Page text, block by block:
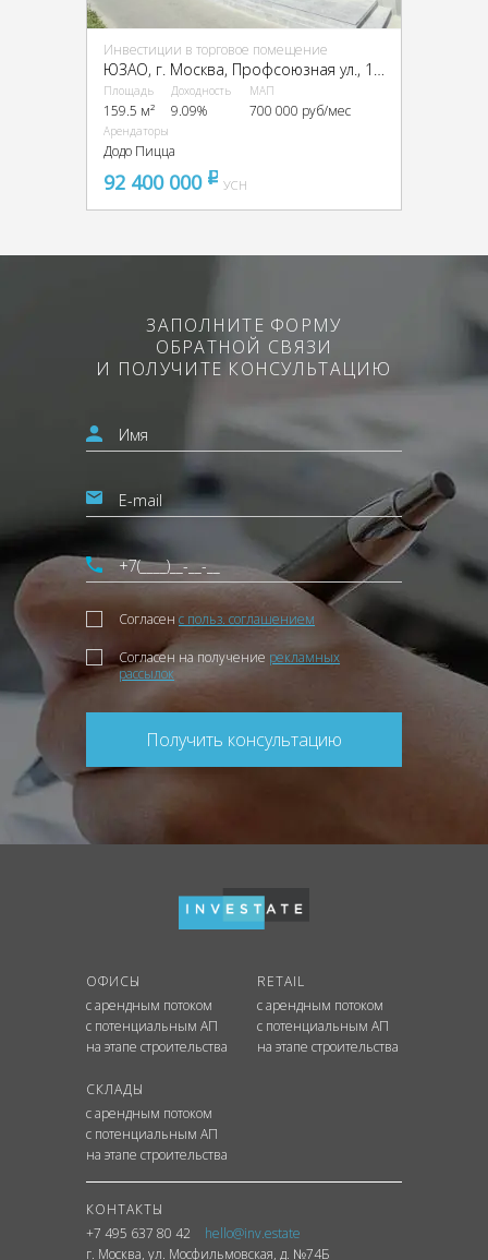
Инвестиции в торговое помещение
ЮЗАО, г. Москва, Профсоюзная ул., 152к1
Площадь
159.5 м²
Доходность
9.09%
МАП
700 000 руб/мес
Арендаторы
Додо Пицца
92 400 000 pуб
УСН
ЗАПОЛНИТЕ ФОРМУ
ОБРАТНОЙ СВЯЗИ
И ПОЛУЧИТЕ КОНСУЛЬТАЦИЮ
Согласен с польз. соглашением
Согласен на получение рекламных
рассылок
Получить консультацию
ОФИСЫ
с арендным потоком
с потенциальным АП
на этапе строительства
RETAIL
с арендным потоком
с потенциальным АП
на этапе строительства
СКЛАДЫ
с арендным потоком
с потенциальным АП
на этапе строительства
КОНТАКТЫ
+7 495 637 80 42
hello@inv.estate
г. Москва, ул. Мосфильмовская, д. №74Б